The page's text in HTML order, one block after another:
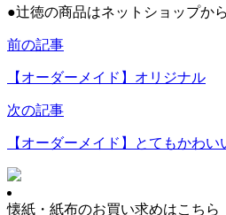
●辻徳の商品はネットショップか
前の記事
【オーダーメイド】オリジナル
次の記事
【オーダーメイド】とてもかわい
懐紙・紙布のお買い求めはこちら